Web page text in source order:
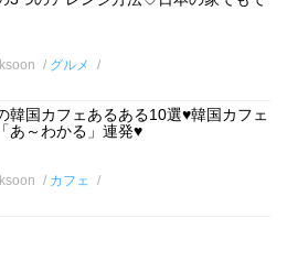
グルメ
韓国カフェあるある10選♥韓国カフェ
あ～わかる」連発♥
カフェ